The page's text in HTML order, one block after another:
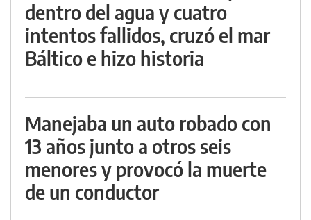
dentro del agua y cuatro
intentos fallidos, cruzó el mar
Báltico e hizo historia
Manejaba un auto robado con
13 años junto a otros seis
menores y provocó la muerte
de un conductor